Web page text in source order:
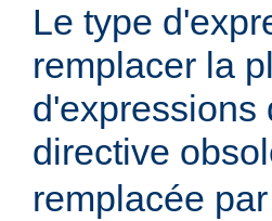
Le type
remplacer la
d'expressions
directive
remplacée